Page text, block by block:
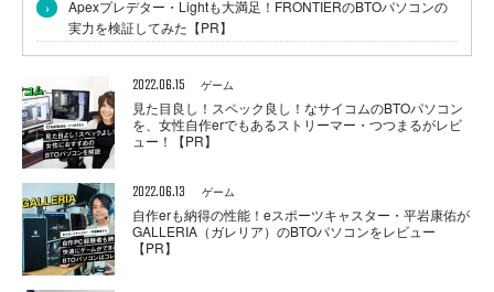
›
Apexプレデター・Lightも大満足！FRONTIERのBTOパソコンの
実力を検証してみた【PR】
2022.06.15 ゲーム
見た目良し！スペック良し！なサイコムのBTOパソコン
を、女性自作erでもあるストリーマー・つつまるがレビ
ュー！【PR】
2022.06.13 ゲーム
自作erも納得の性能！eスポーツキャスター・平岩康佑が
GALLERIA（ガレリア）のBTOパソコンをレビュー
【PR】